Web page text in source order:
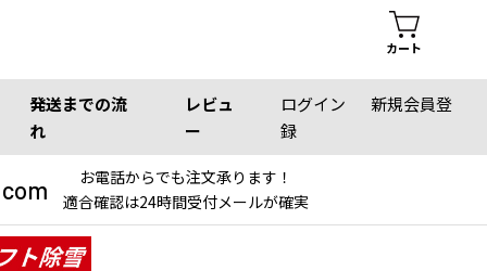
カート
発送までの流
れ
レビュ
ー
ログイン
新規会員登
録
お電話からでも注文承ります！
適合確認は24時間受付メールが確実